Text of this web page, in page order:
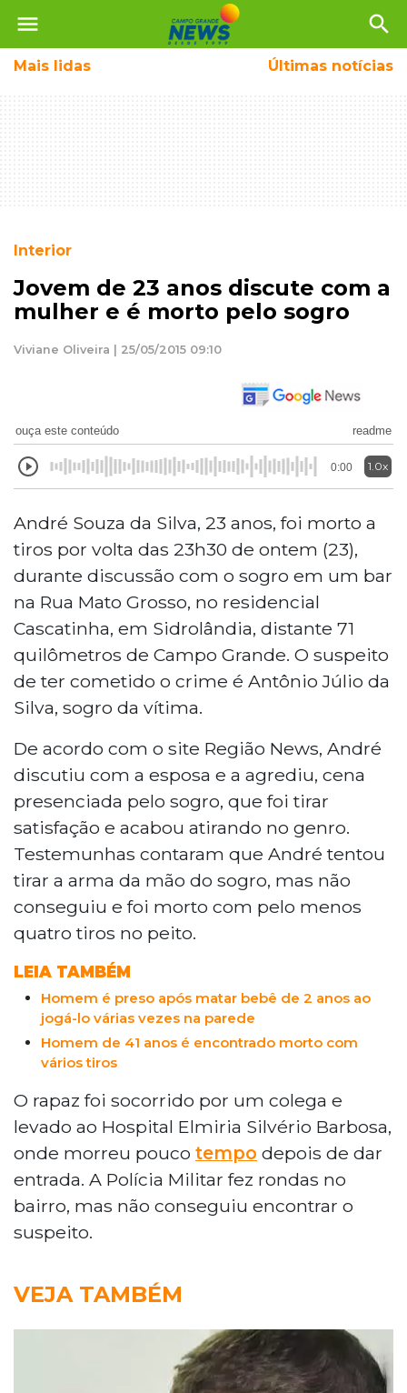
menu search
Mais lidas Últimas notícias
Interior
Jovem de 23 anos discute com a
mulher e é morto pelo sogro
Viviane Oliveira | 25/05/2015 09:10
ouça este conteúdo readme
0:00 1.0x
André Souza da Silva, 23 anos, foi morto a
tiros por volta das 23h30 de ontem (23),
durante discussão com o sogro em um bar
na Rua Mato Grosso, no residencial
Cascatinha, em Sidrolândia, distante 71
quilômetros de Campo Grande. O suspeito
de ter cometido o crime é Antônio Júlio da
Silva, sogro da vítima.
De acordo com o site Região News, André
discutiu com a esposa e a agrediu, cena
presenciada pelo sogro, que foi tirar
satisfação e acabou atirando no genro.
Testemunhas contaram que André tentou
tirar a arma da mão do sogro, mas não
conseguiu e foi morto com pelo menos
quatro tiros no peito.
LEIA TAMBÉM
Homem é preso após matar bebê de 2 anos ao
jogá-lo várias vezes na parede
Homem de 41 anos é encontrado morto com
vários tiros
O rapaz foi socorrido por um colega e
levado ao Hospital Elmiria Silvério Barbosa,
onde morreu pouco tempo depois de dar
entrada. A Polícia Militar fez rondas no
bairro, mas não conseguiu encontrar o
suspeito.
VEJA TAMBÉM